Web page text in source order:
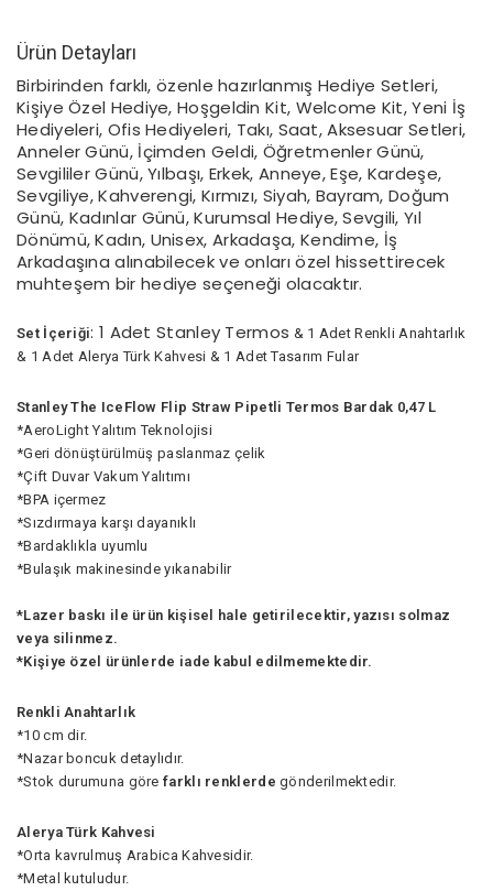
Ürün Detayları
Birbirinden farklı, özenle hazırlanmış Hediye Setleri,
Kişiye Özel Hediye, Hoşgeldin Kit, Welcome Kit, Yeni İş
Hediyeleri, Ofis Hediyeleri, Takı, Saat, Aksesuar Setleri,
Anneler Günü, İçimden Geldi, Öğretmenler Günü,
Sevgililer Günü, Yılbaşı, Erkek, Anneye, Eşe, Kardeşe,
Sevgiliye, Kahverengi, Kırmızı, Siyah, Bayram, Doğum
Günü, Kadınlar Günü, Kurumsal Hediye, Sevgili, Yıl
Dönümü, Kadın, Unisex, Arkadaşa, Kendime, İş
Arkadaşına alınabilecek ve onları özel hissettirecek
muhteşem bir hediye seçeneği olacaktır.
Set İçeriği: 1 Adet Stanley Termos & 1 Adet Renkli Anahtarlık
& 1 Adet Alerya Türk Kahvesi & 1 Adet Tasarım Fular
Stanley The IceFlow Flip Straw Pipetli Termos Bardak 0,47 L
*AeroLight Yalıtım Teknolojisi
*Geri dönüştürülmüş paslanmaz çelik
*Çift Duvar Vakum Yalıtımı
*BPA içermez
*Sızdırmaya karşı dayanıklı
*Bardaklıkla uyumlu
*Bulaşık makinesinde yıkanabilir
*Lazer baskı ile ürün kişisel hale getirilecektir, yazısı solmaz
veya silinmez.
*Kişiye özel ürünlerde iade kabul edilmemektedir.
Renkli Anahtarlık
*10 cm dir.
*Nazar boncuk detaylıdır.
*Stok durumuna göre farklı renklerde gönderilmektedir.
Alerya Türk Kahvesi
*Orta kavrulmuş Arabica Kahvesidir.
*Metal kutuludur.